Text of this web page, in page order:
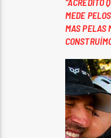
MEDE
MAS PELAS